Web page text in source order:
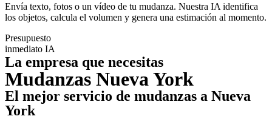
Envía texto, fotos o un vídeo de tu mudanza. Nuestra IA identifica
los objetos, calcula el volumen y genera una estimación al momento.
Presupuesto
inmediato IA
La empresa que necesitas
Mudanzas Nueva York
El mejor servicio de mudanzas a Nueva
York